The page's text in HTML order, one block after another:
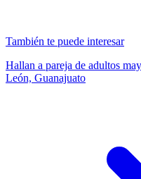
También te puede interesar
Hallan a pareja de adultos
León, Guanajuato